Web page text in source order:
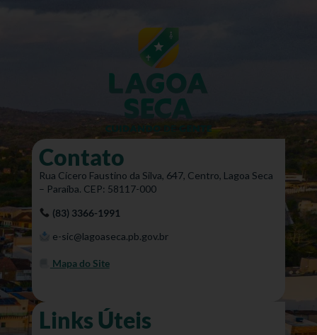
Contato
Rua Cícero Faustino da Silva, 647, Centro, Lagoa Seca
– Paraíba. CEP: 58117-000
(83) 3366-1991
e-sic@lagoaseca.pb.gov.br
Mapa do Site
Links Úteis